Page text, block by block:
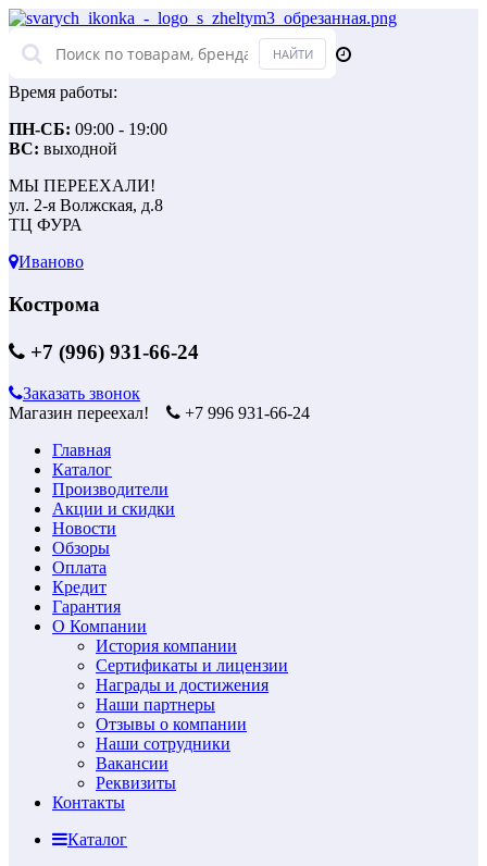
Время работы:
ПН-СБ: 09:00 - 19:00
ВС: выходной
МЫ ПЕРЕЕХАЛИ!
ул. 2-я Волжская, д.8
ТЦ ФУРА
Иваново
Кострома
+7 (996) 931-66-24
Заказать звонок
Магазин переехал!
+7 996 931-66-24
Главная
Каталог
Производители
Акции и скидки
Новости
Обзоры
Оплата
Кредит
Гарантия
О Компании
История компании
Сертификаты и лицензии
Награды и достижения
Наши партнеры
Отзывы о компании
Наши сотрудники
Вакансии
Реквизиты
Контакты
Каталог